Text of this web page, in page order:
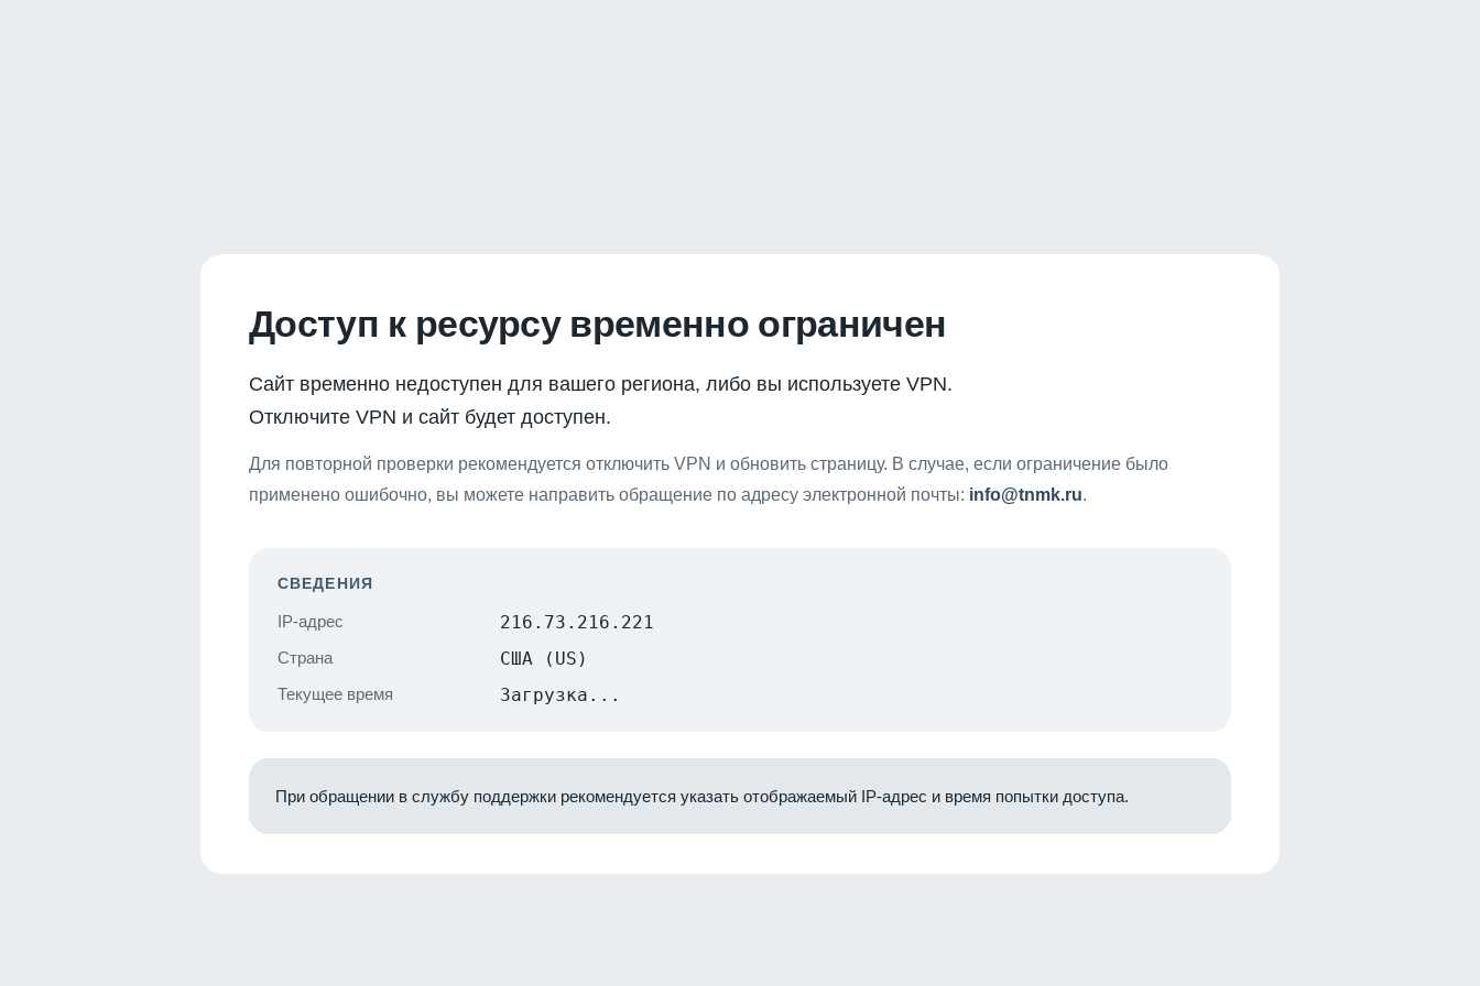
Доступ к ресурсу временно ограничен
Сайт временно недоступен для вашего региона, либо вы используете VPN.
Отключите VPN и сайт будет доступен.
Для повторной проверки рекомендуется отключить VPN и обновить страницу. В случае, если ограничение было
применено ошибочно, вы можете направить обращение по адресу электронной почты: info@tnmk.ru.
СВЕДЕНИЯ
IP-адрес 216.73.216.221
Страна США (US)
Текущее время Загрузка...
При обращении в службу поддержки рекомендуется указать отображаемый IP-адрес и время попытки доступа.